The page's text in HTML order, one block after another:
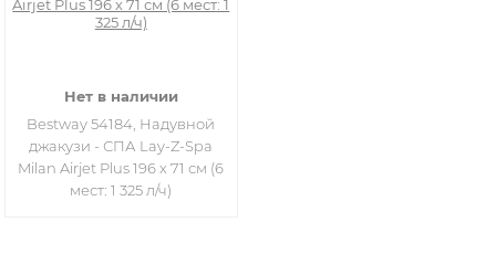
Нет в наличии
Bestway 54184, Надувной
джакузи - СПА Lay-Z-Spa
Milan Airjet Plus 196 х 71 см (6
мест: 1 325 л/ч)